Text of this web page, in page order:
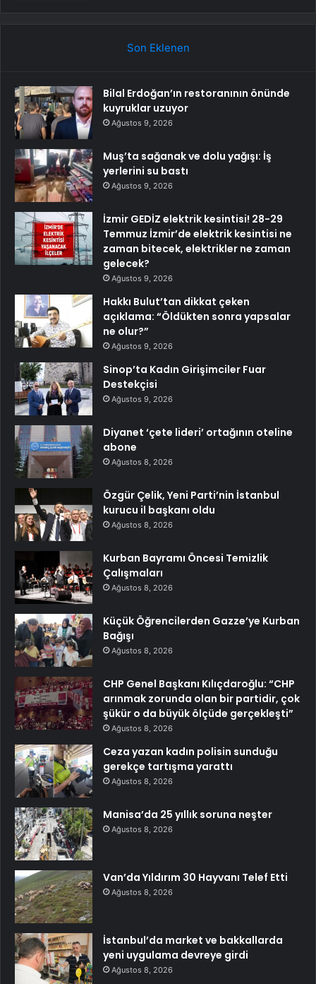
Son Eklenen
Bilal Erdoğan’ın restoranının önünde
kuyruklar uzuyor
Ağustos 9, 2026
Muş’ta sağanak ve dolu yağışı: İş
yerlerini su bastı
Ağustos 9, 2026
İzmir GEDİZ elektrik kesintisi! 28-29
Temmuz İzmir’de elektrik kesintisi ne
zaman bitecek, elektrikler ne zaman
gelecek?
Ağustos 9, 2026
Hakkı Bulut’tan dikkat çeken
açıklama: “Öldükten sonra yapsalar
ne olur?”
Ağustos 9, 2026
Sinop’ta Kadın Girişimciler Fuar
Destekçisi
Ağustos 9, 2026
Diyanet ‘çete lideri’ ortağının oteline
abone
Ağustos 8, 2026
Özgür Çelik, Yeni Parti’nin İstanbul
kurucu il başkanı oldu
Ağustos 8, 2026
Kurban Bayramı Öncesi Temizlik
Çalışmaları
Ağustos 8, 2026
Küçük Öğrencilerden Gazze’ye Kurban
Bağışı
Ağustos 8, 2026
CHP Genel Başkanı Kılıçdaroğlu: “CHP
arınmak zorunda olan bir partidir, çok
şükür o da büyük ölçüde gerçekleşti”
Ağustos 8, 2026
Ceza yazan kadın polisin sunduğu
gerekçe tartışma yarattı
Ağustos 8, 2026
Manisa’da 25 yıllık soruna neşter
Ağustos 8, 2026
Van’da Yıldırım 30 Hayvanı Telef Etti
Ağustos 8, 2026
İstanbul’da market ve bakkallarda
yeni uygulama devreye girdi
Ağustos 8, 2026